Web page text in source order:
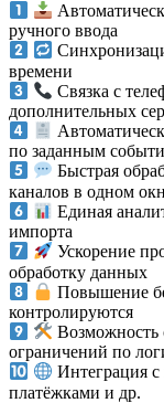
ручного ввода
времени
Связка с
дополнительных
по заданным
Быстрая
каналов в одном
Единая
импорта
Ускорение
обработку данных
Повышение
контролируются
Возможность
ограничений по
Интеграция
платёжками и др.